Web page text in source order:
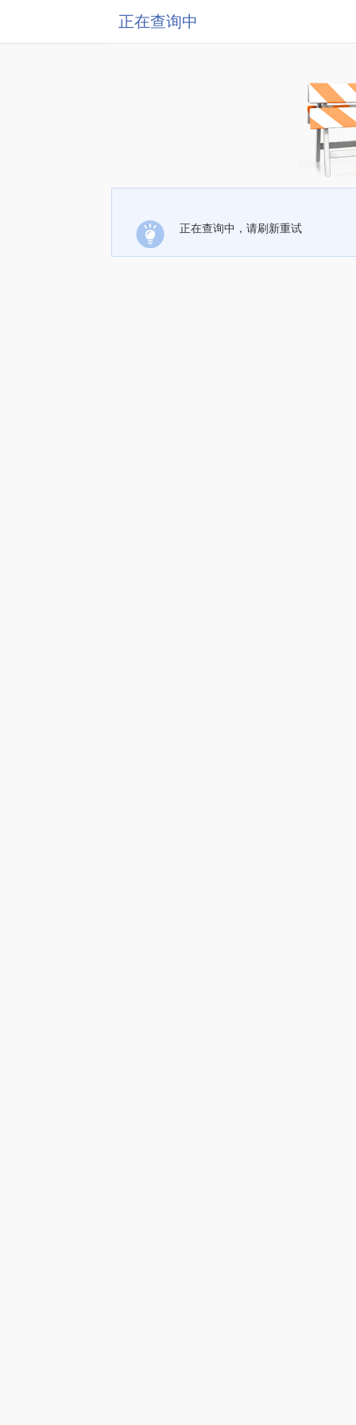
正在查询中
正在查询中，请刷新重试